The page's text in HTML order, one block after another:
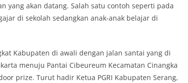
yang akan datang. Salah satu contoh seperti pada
di sekolah sedangkan anak-anak belajar di
Kabupaten di awali dengan jalan santai yang di
menuju Pantai Cibeureum Kecamatan Cinangka
prize. Turut hadir Ketua PGRI Kabupaten Serang,